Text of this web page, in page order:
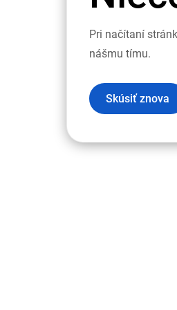
Pri načítaní
nášmu tímu.
Skúsiť znova